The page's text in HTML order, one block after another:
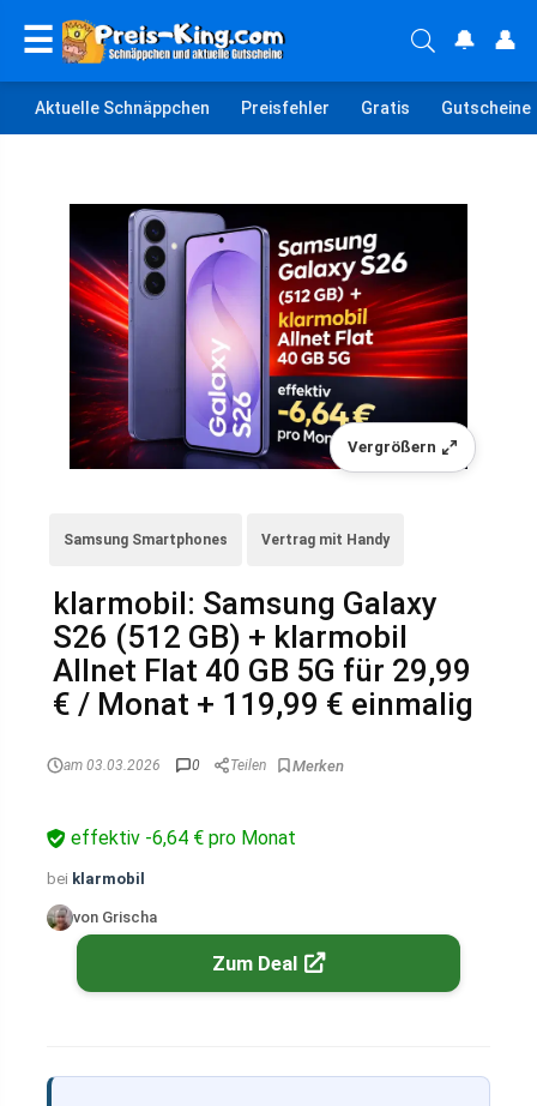
☰ 🔔 👤
Aktuelle Schnäppchen Preisfehler Gratis Gutscheine
Vergrößern
Samsung Smartphones Vertrag mit Handy
klarmobil: Samsung Galaxy
S26 (512 GB) + klarmobil
Allnet Flat 40 GB 5G für 29,99
€ / Monat + 119,99 € einmalig
am 03.03.2026 0 Teilen
effektiv -6,64 € pro Monat
bei klarmobil
von Grischa
Zum Deal